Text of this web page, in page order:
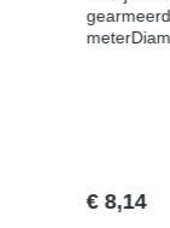
€ 8,14